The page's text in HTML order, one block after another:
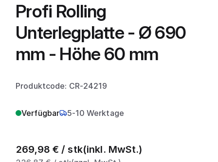
Profi Rolling
Unterlegplatte - Ø 690
mm - Höhe 60 mm
Produktcode: CR-24219
Verfügbar 5-10 Werktage
269,98 € / stk(inkl. MwSt.)